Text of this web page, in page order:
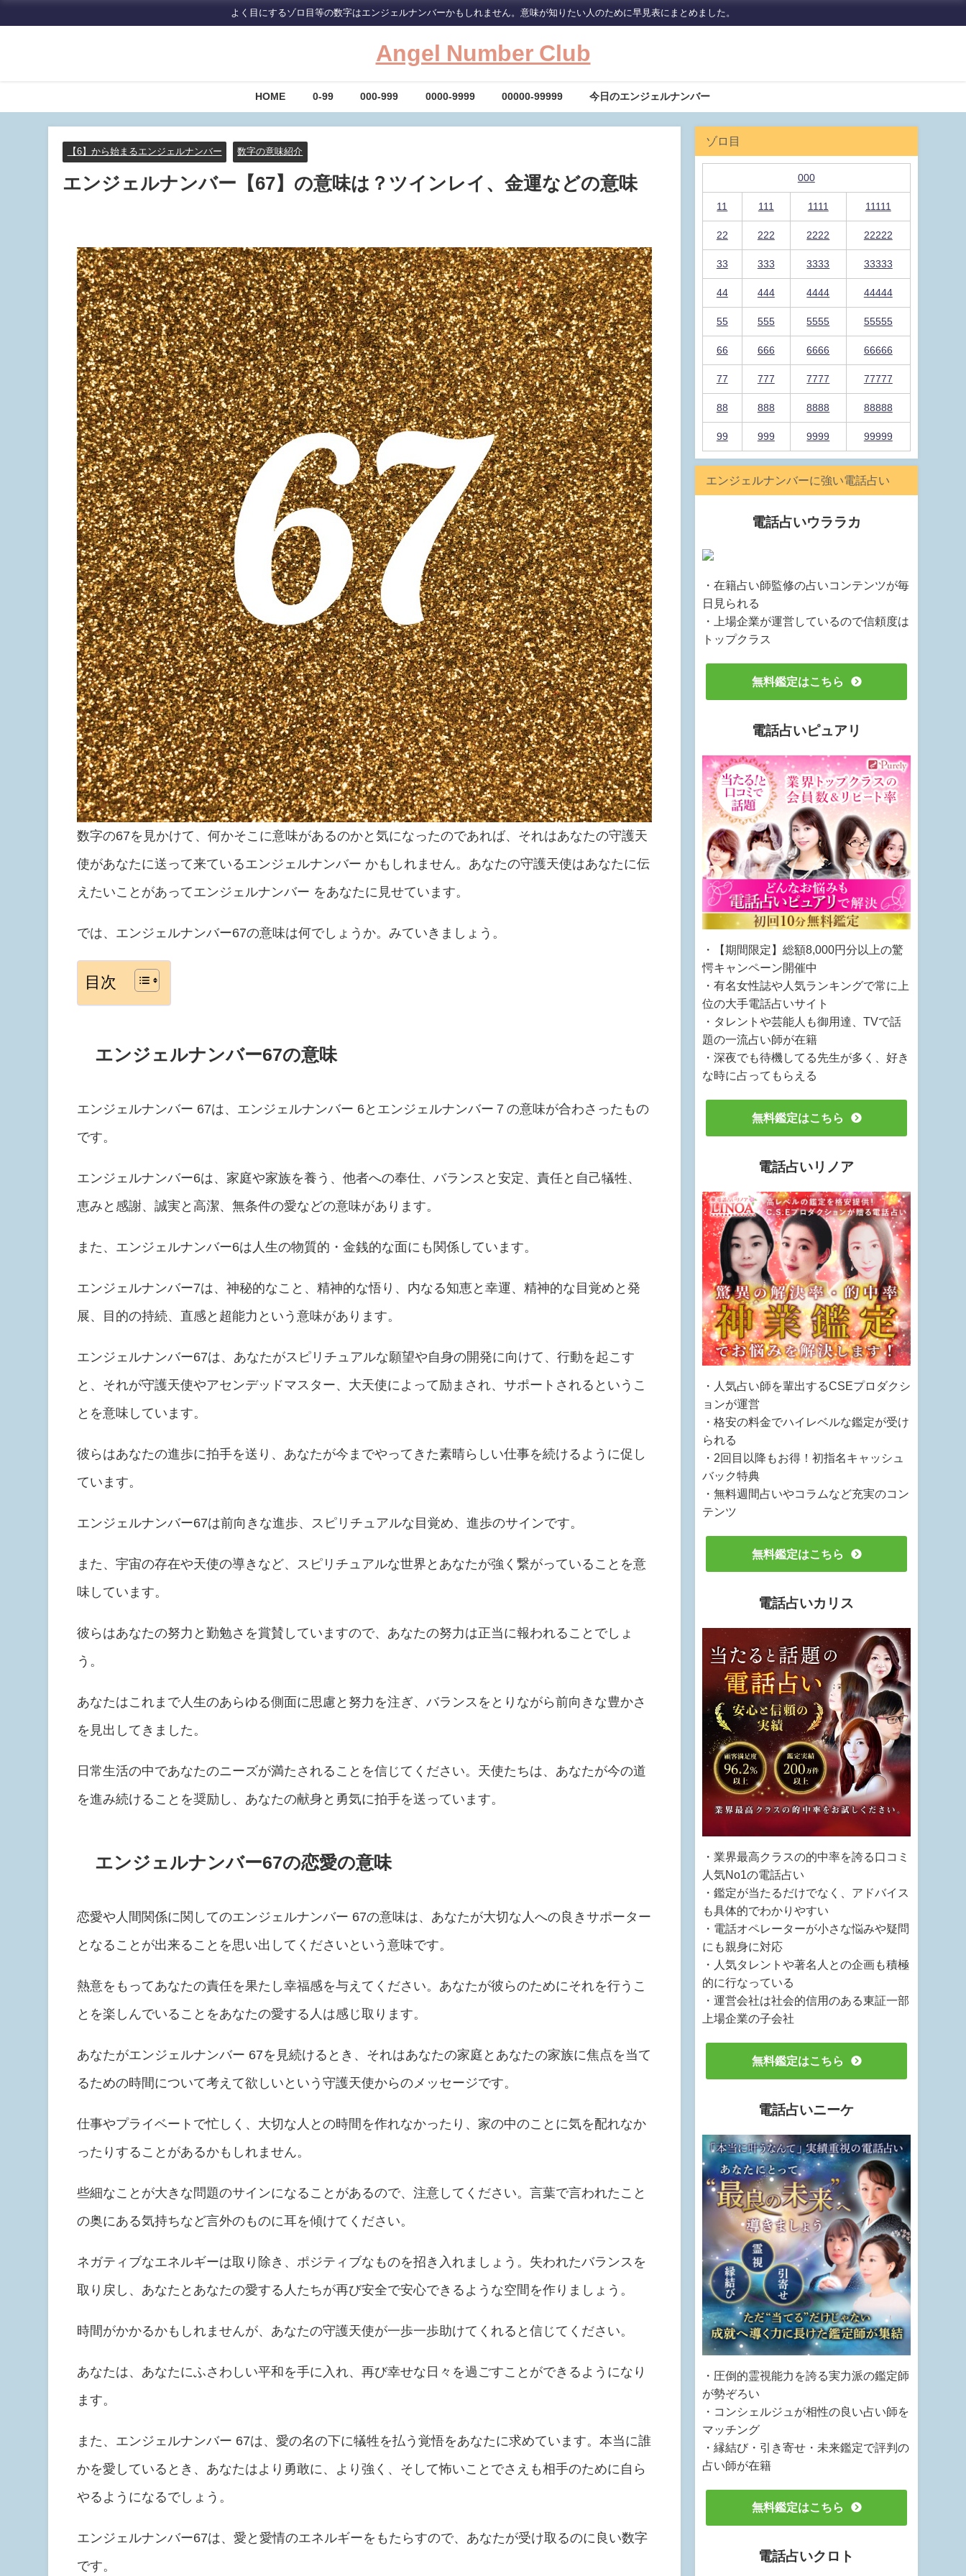
よく目にするゾロ目等の数字はエンジェルナンバーかもしれません。意味が知りたい人のために早見表にまとめました。
Angel Number Club
HOME 0-99 000-999 0000-9999 00000-99999 今日のエンジェルナンバー
【6】から始まるエンジェルナンバー 数字の意味紹介
エンジェルナンバー【67】の意味は？ツインレイ、金運などの意味
数字の67を見かけて、何かそこに意味があるのかと気になったのであれば、それはあなたの守護天
使があなたに送って来ているエンジェルナンバー かもしれません。あなたの守護天使はあなたに伝
えたいことがあってエンジェルナンバー をあなたに見せています。
では、エンジェルナンバー67の意味は何でしょうか。みていきましょう。
目次
エンジェルナンバー67の意味
エンジェルナンバー 67は、エンジェルナンバー 6とエンジェルナンバー７の意味が合わさったもの
です。
エンジェルナンバー6は、家庭や家族を養う、他者への奉仕、バランスと安定、責任と自己犠牲、
恵みと感謝、誠実と高潔、無条件の愛などの意味があります。
また、エンジェルナンバー6は人生の物質的・金銭的な面にも関係しています。
エンジェルナンバー7は、神秘的なこと、精神的な悟り、内なる知恵と幸運、精神的な目覚めと発
展、目的の持続、直感と超能力という意味があります。
エンジェルナンバー67は、あなたがスピリチュアルな願望や自身の開発に向けて、行動を起こす
と、それが守護天使やアセンデッドマスター、大天使によって励まされ、サポートされるというこ
とを意味しています。
彼らはあなたの進歩に拍手を送り、あなたが今までやってきた素晴らしい仕事を続けるように促し
ています。
エンジェルナンバー67は前向きな進歩、スピリチュアルな目覚め、進歩のサインです。
また、宇宙の存在や天使の導きなど、スピリチュアルな世界とあなたが強く繋がっていることを意
味しています。
彼らはあなたの努力と勤勉さを賞賛していますので、あなたの努力は正当に報われることでしょ
う。
あなたはこれまで人生のあらゆる側面に思慮と努力を注ぎ、バランスをとりながら前向きな豊かさ
を見出してきました。
日常生活の中であなたのニーズが満たされることを信じてください。天使たちは、あなたが今の道
を進み続けることを奨励し、あなたの献身と勇気に拍手を送っています。
エンジェルナンバー67の恋愛の意味
恋愛や人間関係に関してのエンジェルナンバー 67の意味は、あなたが大切な人への良きサポーター
となることが出来ることを思い出してくださいという意味です。
熱意をもってあなたの責任を果たし幸福感を与えてください。あなたが彼らのためにそれを行うこ
とを楽しんでいることをあなたの愛する人は感じ取ります。
あなたがエンジェルナンバー 67を見続けるとき、それはあなたの家庭とあなたの家族に焦点を当て
るための時間について考えて欲しいという守護天使からのメッセージです。
仕事やプライベートで忙しく、大切な人との時間を作れなかったり、家の中のことに気を配れなか
ったりすることがあるかもしれません。
些細なことが大きな問題のサインになることがあるので、注意してください。言葉で言われたこと
の奥にある気持ちなど言外のものに耳を傾けてください。
ネガティブなエネルギーは取り除き、ポジティブなものを招き入れましょう。失われたバランスを
取り戻し、あなたとあなたの愛する人たちが再び安全で安心できるような空間を作りましょう。
時間がかかるかもしれませんが、あなたの守護天使が一歩一歩助けてくれると信じてください。
あなたは、あなたにふさわしい平和を手に入れ、再び幸せな日々を過ごすことができるようになり
ます。
また、エンジェルナンバー 67は、愛の名の下に犠牲を払う覚悟をあなたに求めています。本当に誰
かを愛しているとき、あなたはより勇敢に、より強く、そして怖いことでさえも相手のために自ら
やるようになるでしょう。
エンジェルナンバー67は、愛と愛情のエネルギーをもたらすので、あなたが受け取るのに良い数字
です。
ゾロ目
000
11 111 1111 11111
22 222 2222 22222
33 333 3333 33333
44 444 4444 44444
55 555 5555 55555
66 666 6666 66666
77 777 7777 77777
88 888 8888 88888
99 999 9999 99999
エンジェルナンバーに強い電話占い
電話占いウララカ
・在籍占い師監修の占いコンテンツが毎
日見られる
・上場企業が運営しているので信頼度は
トップクラス
無料鑑定はこちら
電話占いピュアリ
・【期間限定】総額8,000円分以上の驚
愕キャンペーン開催中
・有名女性誌や人気ランキングで常に上
位の大手電話占いサイト
・タレントや芸能人も御用達、TVで話
題の一流占い師が在籍
・深夜でも待機してる先生が多く、好き
な時に占ってもらえる
無料鑑定はこちら
電話占いリノア
・人気占い師を輩出するCSEプロダクシ
ョンが運営
・格安の料金でハイレベルな鑑定が受け
られる
・2回目以降もお得！初指名キャッシュ
バック特典
・無料週間占いやコラムなど充実のコン
テンツ
無料鑑定はこちら
電話占いカリス
・業界最高クラスの的中率を誇る口コミ
人気No1の電話占い
・鑑定が当たるだけでなく、アドバイス
も具体的でわかりやすい
・電話オペレーターが小さな悩みや疑問
にも親身に対応
・人気タレントや著名人との企画も積極
的に行なっている
・運営会社は社会的信用のある東証一部
上場企業の子会社
無料鑑定はこちら
電話占いニーケ
・圧倒的霊視能力を誇る実力派の鑑定師
が勢ぞろい
・コンシェルジュが相性の良い占い師を
マッチング
・縁結び・引き寄せ・未来鑑定で評判の
占い師が在籍
無料鑑定はこちら
電話占いクロト